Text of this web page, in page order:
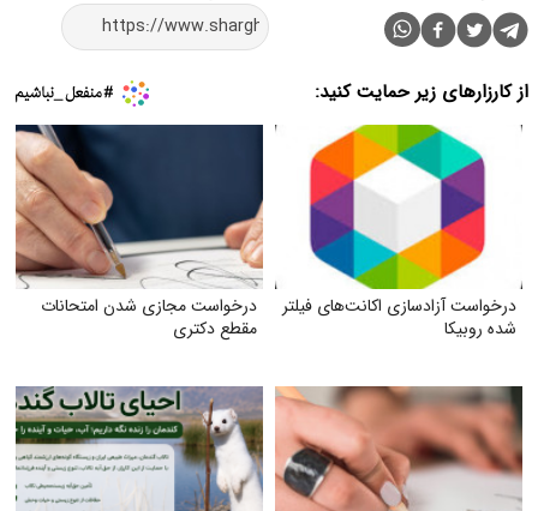
از کارزارهای زیر حمایت کنید:
درخواست آزادسازی اکانت‌های فیلتر
شده روبیکا
درخواست مجازی شدن امتحانات
مقطع دکتری